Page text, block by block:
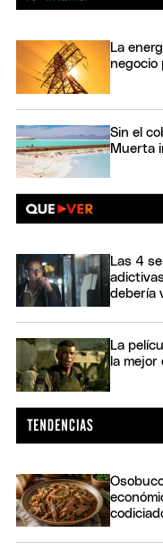
La
negocio
Sin el
Muerta
Las 4
debería
La
la